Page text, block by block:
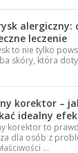
leczenie
to nie tylko
skóry, która
korektor –
idealny
korektor to
dla osób z
…